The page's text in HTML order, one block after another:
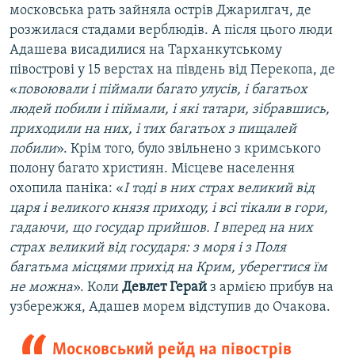
московська рать зайняла острів Джарилгач, де
розжилася стадами верблюдів. А після цього люди
Адашева висадилися на Тарханкутському
півострові у 15 верстах на південь від Перекопа, де
«повоювали і піймали багато улусів, і багатьох
людей побили і піймали, і які татари, зібравшись,
приходили на них, і тих багатьох з пищалей
побили». Крім того, було звільнено з кримського
полону багато християн. Місцеве населення
охопила паніка: «І тоді в них страх великий від
царя і великого князя приходу, і всі тікали в гори,
гадаючи, що государ прийшов. І вперед на них
страх великий від государя: з моря і з Поля
багатьма місцями прихід на Крим, уберегтися їм
не можна». Коли Девлет Герай з армією прибув на
узбережжя, Адашев морем відступив до Очакова.
Московський рейд на півострів